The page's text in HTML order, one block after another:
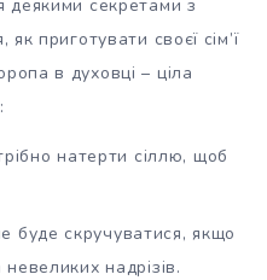
деякими секретами з
приготувати своєї сім’ї
в духовці – ціла
натерти сіллю, щоб
буде скручуватися, якщо
надрізів.